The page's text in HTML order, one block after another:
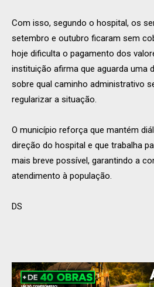
Com isso, segundo o hospital, os
setembro e outubro ficaram sem
hoje dificulta o pagamento dos
instituição afirma que aguarda uma
sobre qual caminho administrativo
regularizar a situação.
O município reforça que mantém
direção do hospital e que trabalha
mais breve possível, garantindo a
atendimento à população.
DS